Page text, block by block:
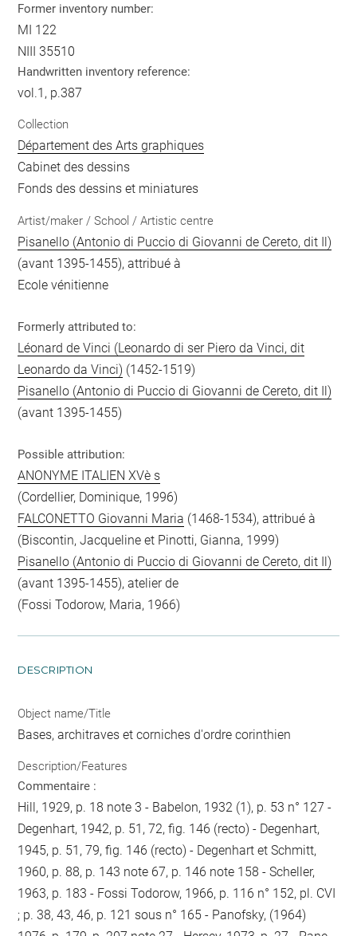
Former inventory number:
MI 122
NIII 35510
Handwritten inventory reference:
vol.1, p.387
Collection
Département des Arts graphiques
Cabinet des dessins
Fonds des dessins et miniatures
Artist/maker / School / Artistic centre
Pisanello (Antonio di Puccio di Giovanni de Cereto, dit Il)
(avant 1395-1455), attribué à
Ecole vénitienne
Formerly attributed to:
Léonard de Vinci (Leonardo di ser Piero da Vinci, dit
Leonardo da Vinci) (1452-1519)
Pisanello (Antonio di Puccio di Giovanni de Cereto, dit Il)
(avant 1395-1455)
Possible attribution:
ANONYME ITALIEN XVè s
(Cordellier, Dominique, 1996)
FALCONETTO Giovanni Maria (1468-1534), attribué à
(Biscontin, Jacqueline et Pinotti, Gianna, 1999)
Pisanello (Antonio di Puccio di Giovanni de Cereto, dit Il)
(avant 1395-1455), atelier de
(Fossi Todorow, Maria, 1966)
DESCRIPTION
Object name/Title
Bases, architraves et corniches d'ordre corinthien
Description/Features
Commentaire :
Hill, 1929, p. 18 note 3 - Babelon, 1932 (1), p. 53 n° 127 -
Degenhart, 1942, p. 51, 72, fig. 146 (recto) - Degenhart,
1945, p. 51, 79, fig. 146 (recto) - Degenhart et Schmitt,
1960, p. 88, p. 143 note 67, p. 146 note 158 - Scheller,
1963, p. 183 - Fossi Todorow, 1966, p. 116 n° 152, pl. CVI
; p. 38, 43, 46, p. 121 sous n° 165 - Panofsky, (1964)